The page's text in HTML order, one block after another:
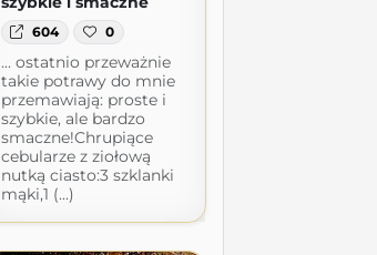
604 0
... ostatnio przeważnie
takie potrawy do mnie
przemawiają: proste i
szybkie, ale bardzo
smaczne!Chrupiące
cebularze z ziołową
nutką ciasto:3 szklanki
mąki,1 (...)